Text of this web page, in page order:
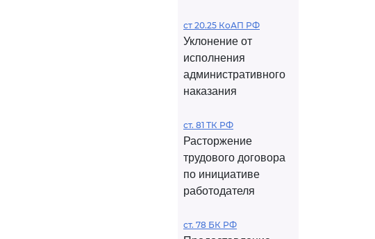
ст 20.25 КоАП РФ
Уклонение от
исполнения
административного
наказания
ст. 81 ТК РФ
Расторжение
трудового договора
по инициативе
работодателя
ст. 78 БК РФ